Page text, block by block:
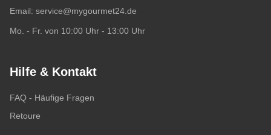
Email: service@mygourmet24.de
Mo. - Fr. von 10:00 Uhr - 13:00 Uhr
Hilfe & Kontakt
FAQ - Häufige Fragen
Retoure